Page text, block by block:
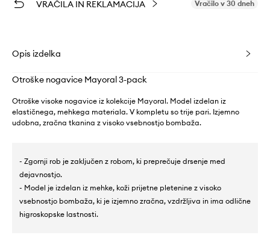
VRAČILA IN REKLAMACIJA Vračilo v 30 dneh
Opis izdelka
Otroške nogavice Mayoral 3-pack
Otroške visoke nogavice iz kolekcije Mayoral. Model izdelan iz
elastičnega, mehkega materiala. V kompletu so trije pari. Izjemno
udobna, zračna tkanina z visoko vsebnostjo bombaža.
- Zgornji rob je zaključen z robom, ki preprečuje drsenje med
dejavnostjo.
- Model je izdelan iz mehke, koži prijetne pletenine z visoko
vsebnostjo bombaža, ki je izjemno zračna, vzdržljiva in ima odlične
higroskopske lastnosti.